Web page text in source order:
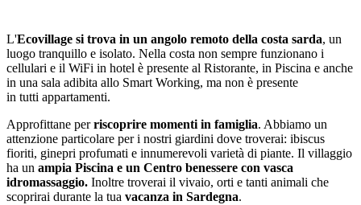
L'Ecovillage si trova in un angolo remoto della costa sarda, un
luogo tranquillo e isolato. Nella costa non sempre funzionano i
cellulari e il WiFi in hotel è presente al Ristorante, in Piscina e anche
in una sala adibita allo Smart Working, ma non è presente
in tutti appartamenti.
Approfittane perriscoprire momenti in famiglia. Abbiamo un
attenzione particolare per i nostri giardini dove troverai: ibiscus
fioriti, ginepri profumati e innumerevoli varietà di piante. Il villaggio
ha un ampia Piscina e un Centro benessere con vasca
idromassaggio. Inoltre troverai il vivaio, orti e tanti animali che
scoprirai durante la tua vacanza in Sardegna.